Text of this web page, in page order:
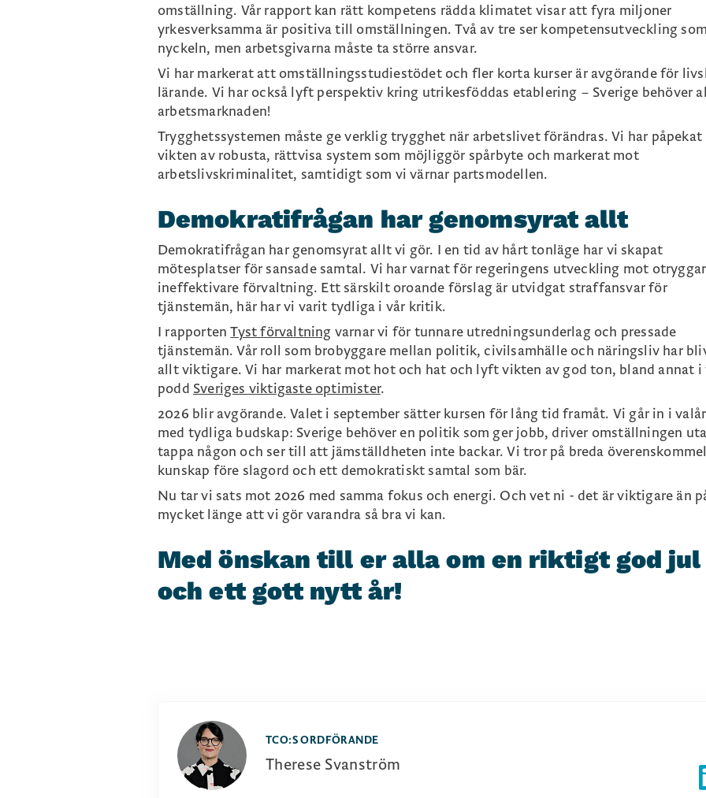
omställning. Vår rapport kan rätt kompetens rädda klimatet visar att fyra miljoner
yrkesverksamma är positiva till omställningen. Två av tre ser kompetensutveckling
nyckeln, men arbetsgivarna måste ta större ansvar.
Vi har markerat att omställningsstudiestödet och fler korta kurser är avgörande för
lärande. Vi har också lyft perspektiv kring utrikesföddas etablering – Sverige behöver
arbetsmarknaden!
Trygghetssystemen måste ge verklig trygghet när arbetslivet förändras. Vi har påpekat
vikten av robusta, rättvisa system som möjliggör spårbyte och markerat mot
arbetslivskriminalitet, samtidigt som vi värnar partsmodellen.
Demokratifrågan har genomsyrat allt
Demokratifrågan har genomsyrat allt vi gör. I en tid av hårt tonläge har vi skapat
mötesplatser för sansade samtal. Vi har varnat för regeringens utveckling mot
ineffektivare förvaltning. Ett särskilt oroande förslag är utvidgat straffansvar för
tjänstemän, här har vi varit tydliga i vår kritik.
I rapportenTyst förvaltning varnar vi för tunnare utredningsunderlag och pressade
tjänstemän. Vår roll som brobyggare mellan politik, civilsamhälle och näringsliv har
allt viktigare. Vi har markerat mot hot och hat och lyft vikten av god ton, bland annat i
podd Sveriges viktigaste optimister.
2026 blir avgörande. Valet i september sätter kursen för lång tid framåt. Vi går in i
med tydliga budskap: Sverige behöver en politik som ger jobb, driver omställningen
tappa någon och ser till att jämställdheten inte backar. Vi tror på breda
kunskap före slagord och ett demokratiskt samtal som bär.
Nu tar vi sats mot 2026 med samma fokus och energi. Och vet ni - det är viktigare än
mycket länge att vi gör varandra så bra vi kan.
Med önskan till er alla om en riktigt god jul
och ett gott nytt år!
TCO:S ORDFÖRANDE
Therese Svanström